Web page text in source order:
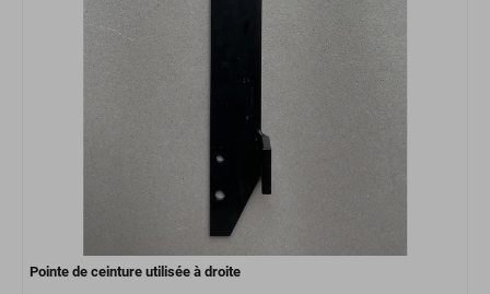
Pointe de ceinture utilisée à droite